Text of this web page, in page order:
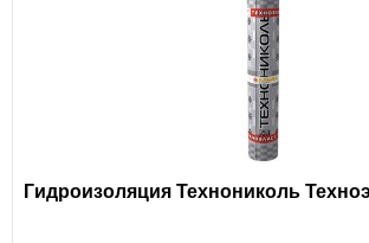
Гидроизоляция Технониколь